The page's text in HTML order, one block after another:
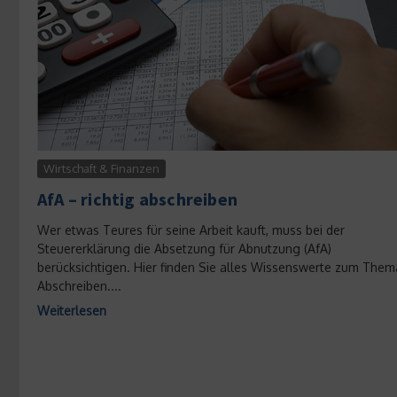
Wirtschaft & Finanzen
AfA – richtig abschreiben
Wer etwas Teures für seine Arbeit kauft, muss bei der
Steuererklärung die Absetzung für Abnutzung (AfA)
berücksichtigen. Hier finden Sie alles Wissenswerte zum
Abschreiben....
Weiterlesen